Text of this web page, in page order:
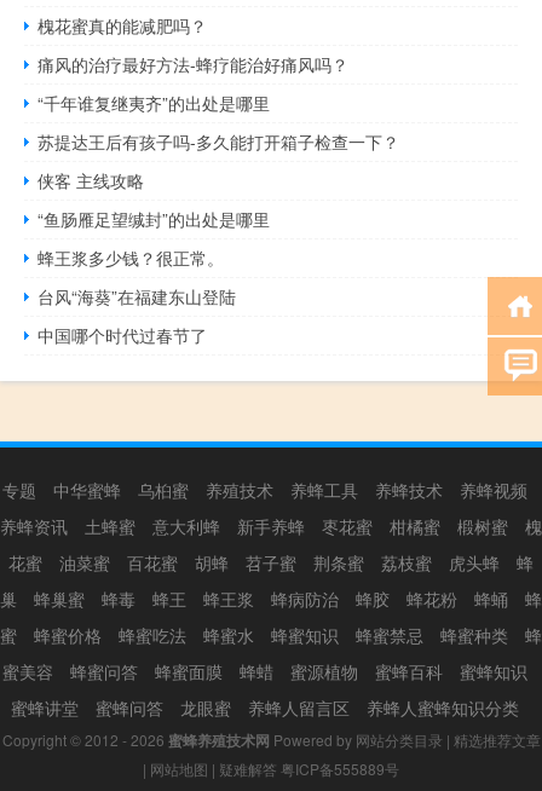
槐花蜜真的能减肥吗？
痛风的治疗最好方法-蜂疗能治好痛风吗？
“千年谁复继夷齐”的出处是哪里
苏提达王后有孩子吗-多久能打开箱子检查一下？
侠客 主线攻略
“鱼肠雁足望缄封”的出处是哪里
蜂王浆多少钱？很正常。
台风“海葵”在福建东山登陆
中国哪个时代过春节了
专题 中华蜜蜂 乌桕蜜 养殖技术 养蜂工具 养蜂技术
养蜂视频
养蜂资讯
土蜂蜜 意大利蜂 新手养蜂 枣花蜜 柑橘蜜 椴树蜜
槐
花蜜
油菜蜜 百花蜜 胡蜂 苕子蜜 荆条蜜 荔枝蜜 虎头蜂
蜂
巢
蜂巢蜜 蜂毒 蜂王 蜂王浆 蜂病防治 蜂胶 蜂花粉 蜂蛹
蜂
蜜
蜂蜜价格 蜂蜜吃法 蜂蜜水 蜂蜜知识 蜂蜜禁忌 蜂蜜种类
蜂
蜜美容
蜂蜜问答 蜂蜜面膜 蜂蜡 蜜源植物 蜜蜂百科
蜜蜂知识
蜜蜂讲堂
蜜蜂问答 龙眼蜜 养蜂人留言区 养蜂人蜜蜂知识分类
Copyright © 2012 - 2026 蜜蜂养殖技术网 Powered by 网站分类目录 | 精选推荐文章
| 网站地图 | 疑难解答 粤ICP备555889号